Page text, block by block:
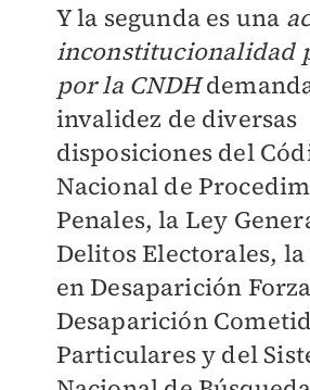
Y la segunda es una
inconstitucionalidad
por la CNDH
invalidez de diversas
disposiciones del
Nacional de
Penales, la Ley
Delitos Electorales,
en Desaparición
Desaparición
Particulares y del